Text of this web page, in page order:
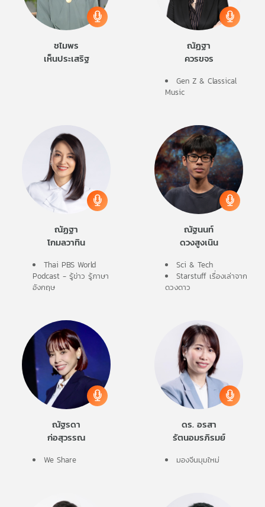
ชไมพร
เห็นประเสริฐ
ณัฏฐา
ควรขจร
Gen Z & Classical
Music
ณัฏฐา
โกมลวาทิน
Thai PBS World
Podcast - รู้ข่าว รู้ภาษา
อังกฤษ
ณัฐนนท์
ดวงสูงเนิน
Sci & Tech
Starstuff เรื่องเล่าจาก
ดวงดาว
ณัฐรดา
ก่อสุวรรณ
We Share
ดร. อรสา
รัตนอมรภิรมย์
มองจีนมุมใหม่